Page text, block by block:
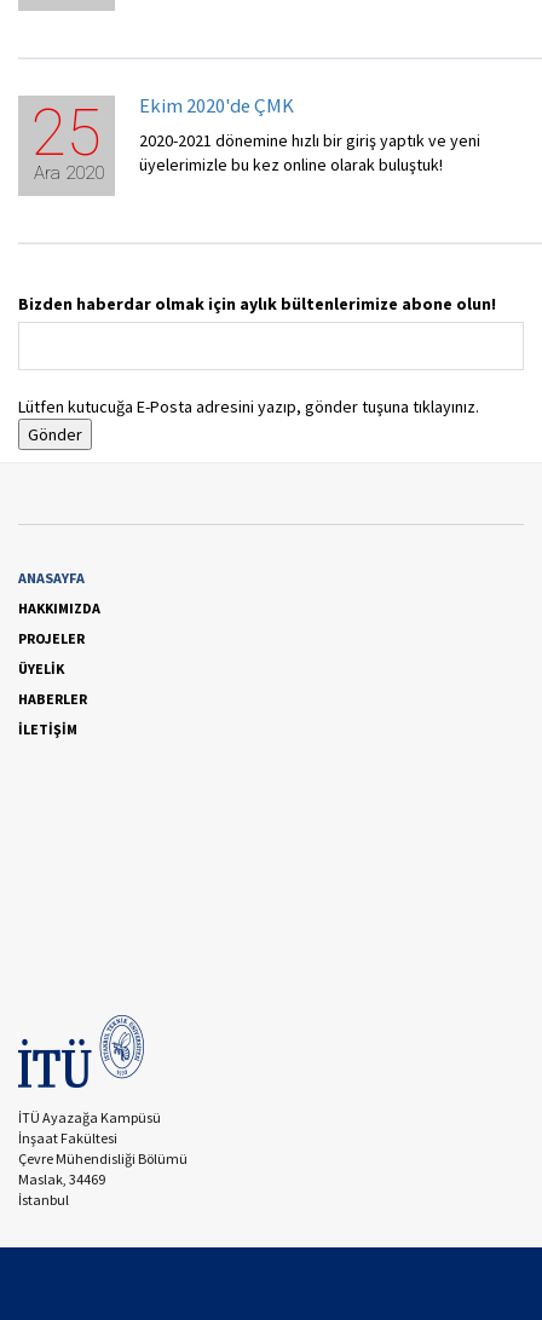
25
Ara 2020
Ekim 2020'de ÇMK
2020-2021 dönemine hızlı bir giriş yaptık ve yeni
üyelerimizle bu kez online olarak buluştuk!
Bizden haberdar olmak için aylık bültenlerimize abone olun!
Lütfen kutucuğa E-Posta adresini yazıp, gönder tuşuna tıklayınız.
ANASAYFA
HAKKIMIZDA
PROJELER
ÜYELİK
HABERLER
İLETİŞİM
İTÜ Ayazağa Kampüsü
İnşaat Fakültesi
Çevre Mühendisliği Bölümü
Maslak, 34469
İstanbul